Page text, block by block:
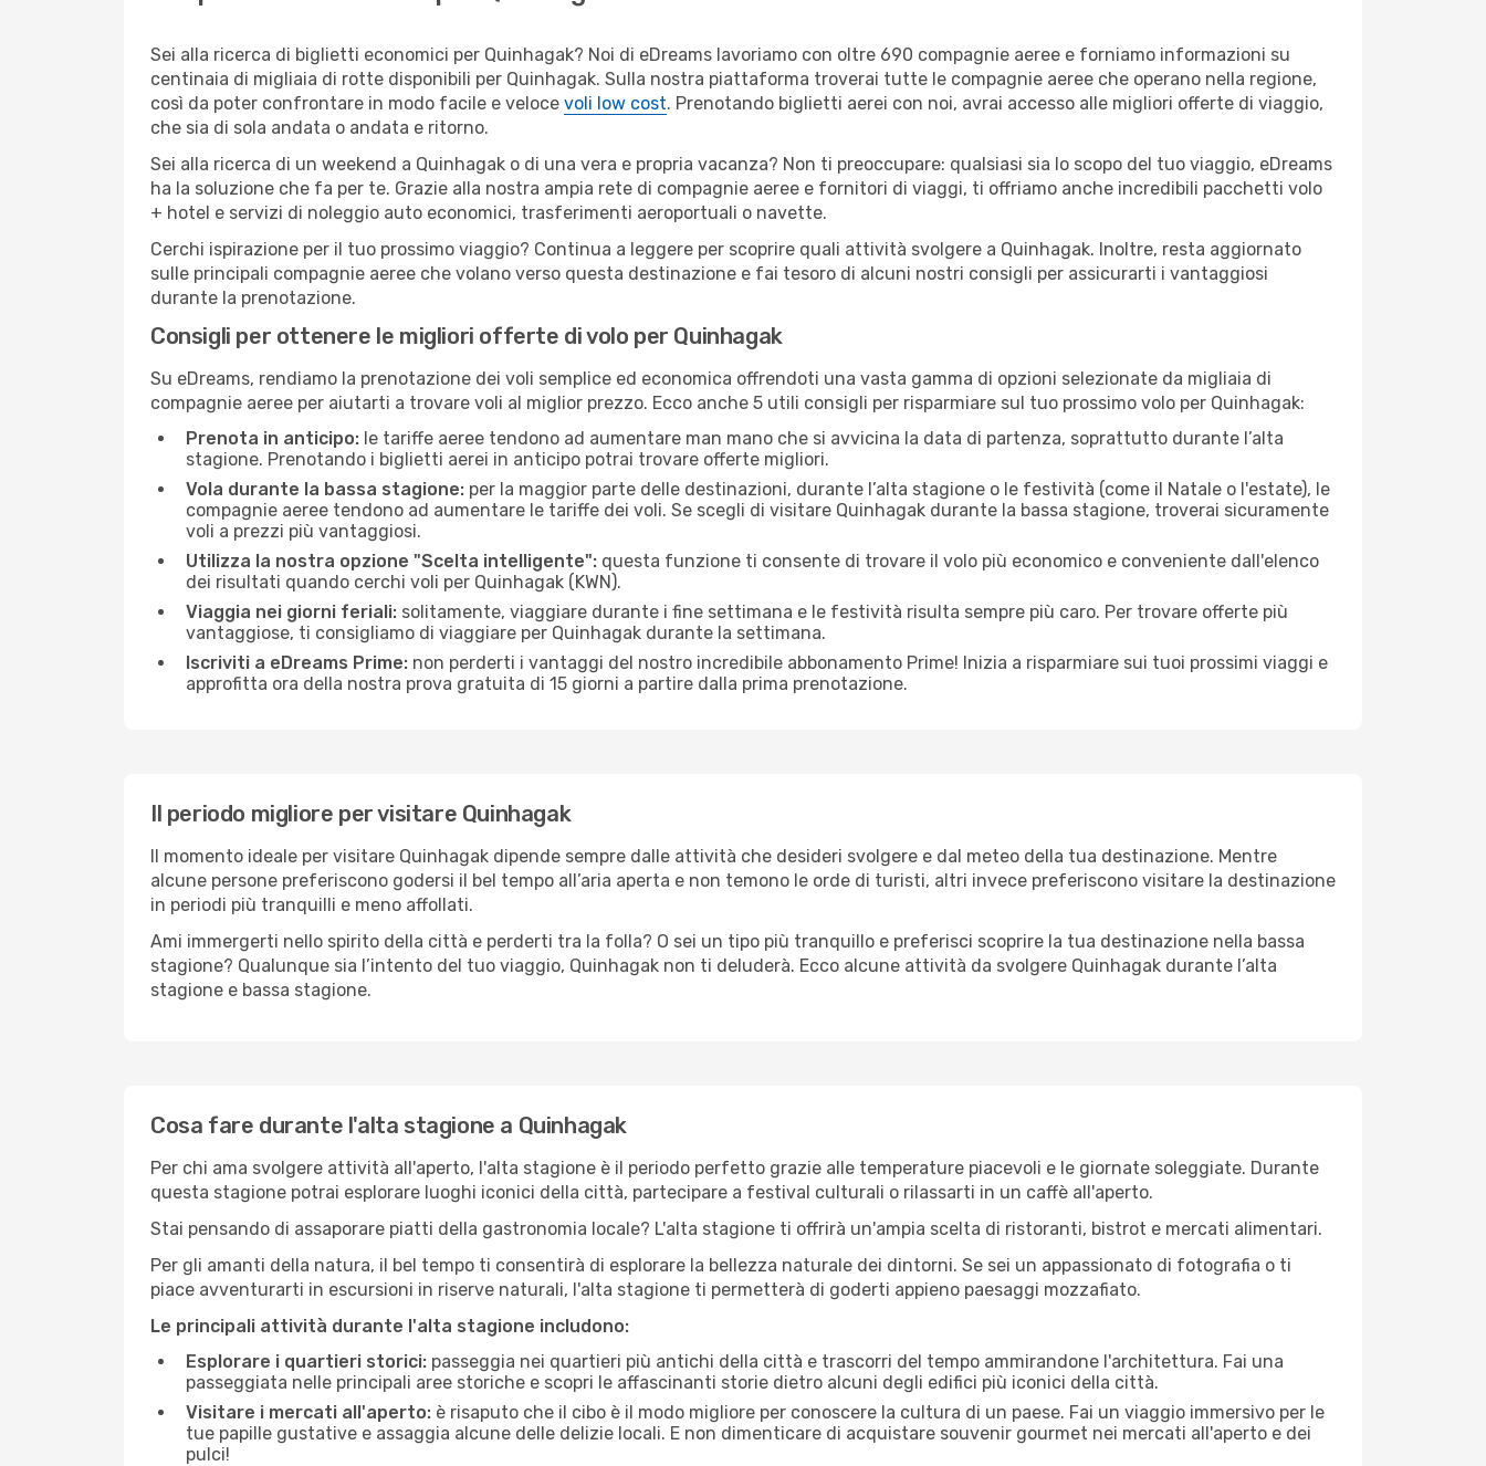
Sei alla ricerca di biglietti economici per Quinhagak? Noi di eDreams lavoriamo con oltre 690 compagnie aeree e forniamo informazioni su
centinaia di migliaia di rotte disponibili per Quinhagak. Sulla nostra piattaforma troverai tutte le compagnie aeree che operano nella regione,
così da poter confrontare in modo facile e veloce voli low cost. Prenotando biglietti aerei con noi, avrai accesso alle migliori offerte di viaggio,
che sia di sola andata o andata e ritorno.
Sei alla ricerca di un weekend a Quinhagak o di una vera e propria vacanza? Non ti preoccupare: qualsiasi sia lo scopo del tuo viaggio, eDreams
ha la soluzione che fa per te. Grazie alla nostra ampia rete di compagnie aeree e fornitori di viaggi, ti offriamo anche incredibili pacchetti volo
+ hotel e servizi di noleggio auto economici, trasferimenti aeroportuali o navette.
Cerchi ispirazione per il tuo prossimo viaggio? Continua a leggere per scoprire quali attività svolgere a Quinhagak. Inoltre, resta aggiornato
sulle principali compagnie aeree che volano verso questa destinazione e fai tesoro di alcuni nostri consigli per assicurarti i vantaggiosi
durante la prenotazione.
Consigli per ottenere le migliori offerte di volo per Quinhagak
Su eDreams, rendiamo la prenotazione dei voli semplice ed economica offrendoti una vasta gamma di opzioni selezionate da migliaia di
compagnie aeree per aiutarti a trovare voli al miglior prezzo. Ecco anche 5 utili consigli per risparmiare sul tuo prossimo volo per Quinhagak:
Prenota in anticipo: le tariffe aeree tendono ad aumentare man mano che si avvicina la data di partenza, soprattutto durante l’alta
stagione. Prenotando i biglietti aerei in anticipo potrai trovare offerte migliori.
Vola durante la bassa stagione: per la maggior parte delle destinazioni, durante l’alta stagione o le festività (come il Natale o l'estate), le
compagnie aeree tendono ad aumentare le tariffe dei voli. Se scegli di visitare Quinhagak durante la bassa stagione, troverai sicuramente
voli a prezzi più vantaggiosi.
Utilizza la nostra opzione "Scelta intelligente": questa funzione ti consente di trovare il volo più economico e conveniente dall'elenco
dei risultati quando cerchi voli per Quinhagak (KWN).
Viaggia nei giorni feriali: solitamente, viaggiare durante i fine settimana e le festività risulta sempre più caro. Per trovare offerte più
vantaggiose, ti consigliamo di viaggiare per Quinhagak durante la settimana.
Iscriviti a eDreams Prime: non perderti i vantaggi del nostro incredibile abbonamento Prime! Inizia a risparmiare sui tuoi prossimi viaggi e
approfitta ora della nostra prova gratuita di 15 giorni a partire dalla prima prenotazione.
Il periodo migliore per visitare Quinhagak
Il momento ideale per visitare Quinhagak dipende sempre dalle attività che desideri svolgere e dal meteo della tua destinazione. Mentre
alcune persone preferiscono godersi il bel tempo all’aria aperta e non temono le orde di turisti, altri invece preferiscono visitare la destinazione
in periodi più tranquilli e meno affollati.
Ami immergerti nello spirito della città e perderti tra la folla? O sei un tipo più tranquillo e preferisci scoprire la tua destinazione nella bassa
stagione? Qualunque sia l’intento del tuo viaggio, Quinhagak non ti deluderà. Ecco alcune attività da svolgere Quinhagak durante l’alta
stagione e bassa stagione.
Cosa fare durante l'alta stagione a Quinhagak
Per chi ama svolgere attività all'aperto, l'alta stagione è il periodo perfetto grazie alle temperature piacevoli e le giornate soleggiate. Durante
questa stagione potrai esplorare luoghi iconici della città, partecipare a festival culturali o rilassarti in un caffè all'aperto.
Stai pensando di assaporare piatti della gastronomia locale? L'alta stagione ti offrirà un'ampia scelta di ristoranti, bistrot e mercati alimentari.
Per gli amanti della natura, il bel tempo ti consentirà di esplorare la bellezza naturale dei dintorni. Se sei un appassionato di fotografia o ti
piace avventurarti in escursioni in riserve naturali, l'alta stagione ti permetterà di goderti appieno paesaggi mozzafiato.
Le principali attività durante l'alta stagione includono:
Esplorare i quartieri storici: passeggia nei quartieri più antichi della città e trascorri del tempo ammirandone l'architettura. Fai una
passeggiata nelle principali aree storiche e scopri le affascinanti storie dietro alcuni degli edifici più iconici della città.
Visitare i mercati all'aperto: è risaputo che il cibo è il modo migliore per conoscere la cultura di un paese. Fai un viaggio immersivo per le
tue papille gustative e assaggia alcune delle delizie locali. E non dimenticare di acquistare souvenir gourmet nei mercati all'aperto e dei
pulci!